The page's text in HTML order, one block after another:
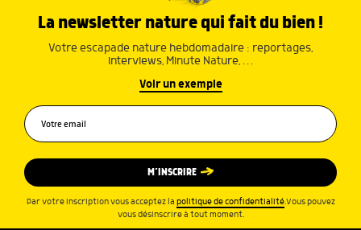
La newsletter nature qui fait du bien !
Votre escapade nature hebdomadaire : reportages,
interviews, Minute Nature, …
Voir un exemple
M’INSCRIRE
Par votre inscription vous acceptez la politique de confidentialité.Vous pouvez
vous désinscrire à tout moment.